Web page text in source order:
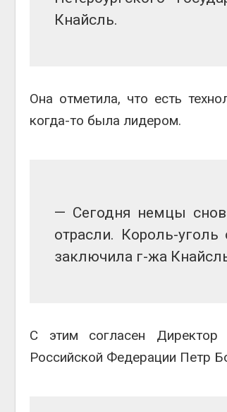
Кнайсль.
Она отметила, что есть
когда-то была лидером.
— Сегодня немцы
отрасли. Король-
заключила г-жа
С этим согласен Директор
Российской Федерации Петр